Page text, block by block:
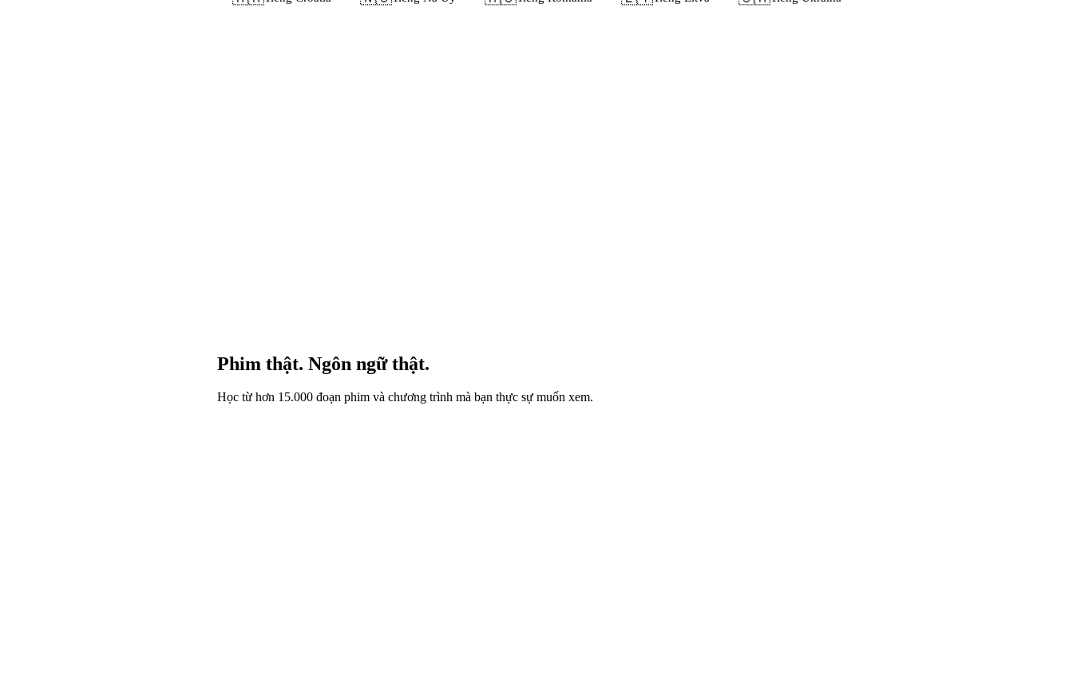
Phim thật. Ngôn ngữ thật.
Học từ hơn 15.000 đoạn phim và chương trình mà bạn thực sự muốn xem.